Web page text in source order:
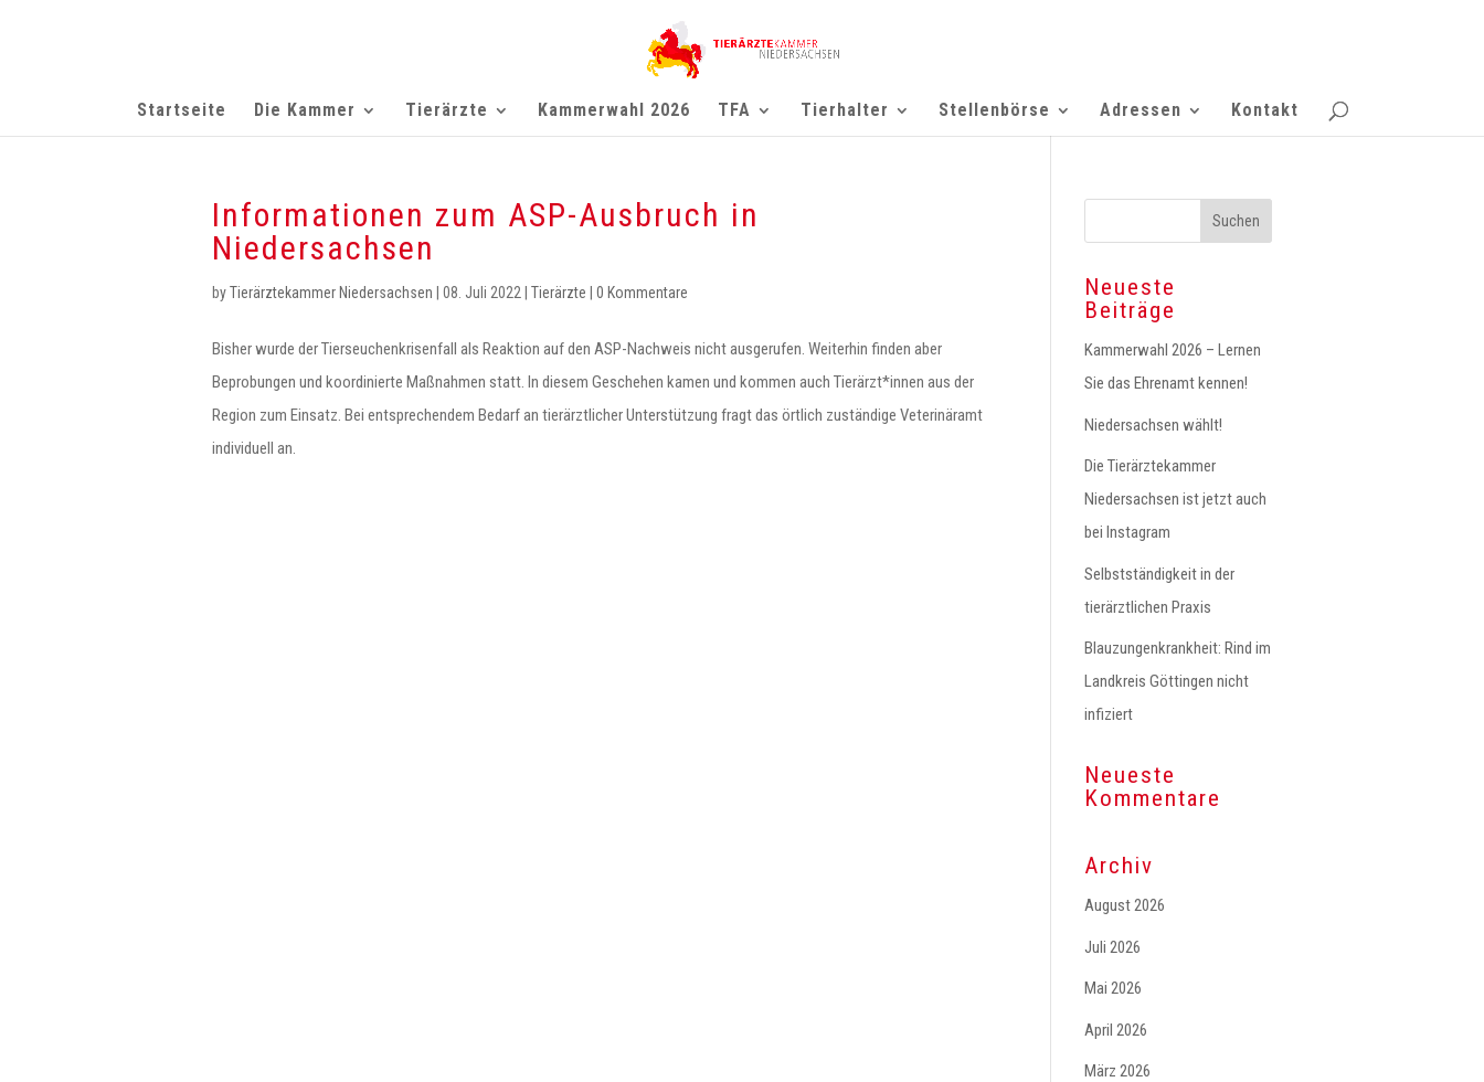
Startseite Die Kammer Tierärzte Kammerwahl 2026 TFA Tierhalter Stellenbörse Adressen Kontakt
Informationen zum ASP-Ausbruch in
Niedersachsen
byTierärztekammer Niedersachsen 08. Juli 2022 Tierärzte 0 Kommentare
Bisher wurde der Tierseuchenkrisenfall als Reaktion auf den ASP-Nachweis nicht ausgerufen. Weiterhin finden aber
Beprobungen und koordinierte Maßnahmen statt. In diesem Geschehen kamen und kommen auch Tierärzt*innen aus der
Region zum Einsatz. Bei entsprechendem Bedarf an tierärztlicher Unterstützung fragt das örtlich zuständige Veterinäramt
individuell an.
Neueste
Beiträge
Kammerwahl 2026 – Lernen
Sie das Ehrenamt kennen!
Niedersachsen wählt!
Die Tierärztekammer
Niedersachsen ist jetzt auch
bei Instagram
Selbstständigkeit in der
tierärztlichen Praxis
Blauzungenkrankheit: Rind im
Landkreis Göttingen nicht
infiziert
Neueste
Kommentare
Archiv
August 2026
Juli 2026
Mai 2026
April 2026
März 2026